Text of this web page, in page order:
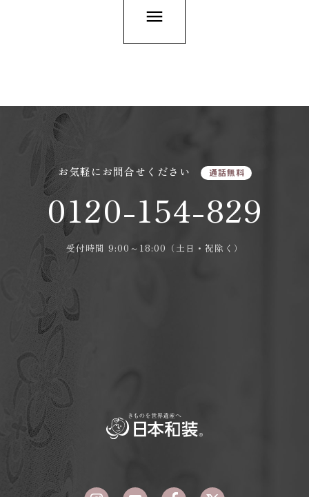
menu
お気軽にお問合せください 通話無料
0120-154-829
受付時間 9:00～18:00（土日・祝除く）